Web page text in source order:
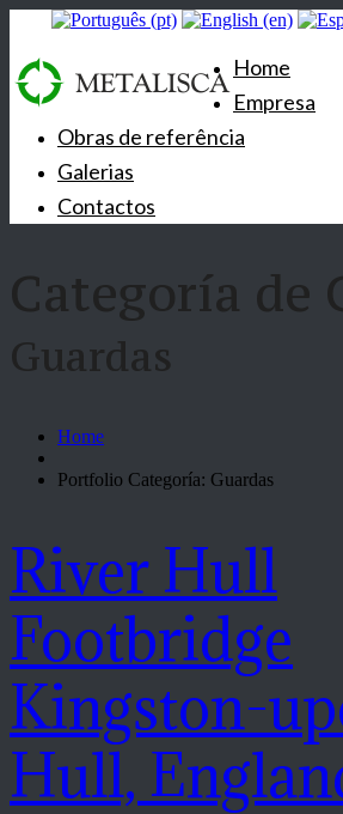
Home
Empresa
Obras de referência
Galerias
Contactos
Categoría de
Guardas
Home
Portfolio Categoría: Guardas
River Hull
Footbridge
Kingston-
Hull,